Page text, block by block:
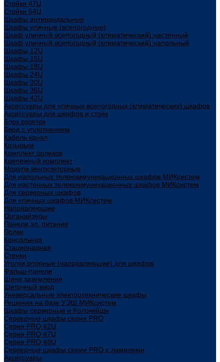
Стойки 47U
Стойки 54U
Шкафы антивандальные
Шкафы уличные (всепогодные)
Шкаф уличный всепогодный (климатический) настенный
Шкаф уличный всепогодный (климатический) напольный
Шкафы 12U
Шкафы 15U
Шкафы 18U
Шкафы 24U
Шкафы 30U
Шкафы 36U
Шкафы 42U
Аксессуары для уличных всепогодных (климатических) шкафов
Аксессуары для шкафов и стоек
Блок розеток
Ввод с уплотнением
Кабель канал
Козырьки
Комплект роликов
Крепежный комплект
Модули вентиляторные
Для напольных телекоммуникационных шкафов МИКсистем
Для настенных телекоммуникационных шкафов МИКсистем
Для серверных шкафов
Для уличных шкафов МИКсистем
Направляющие
Органайзеры
Панели эл. питания
Полки
Консольная
Стационарная
Стенки
Уголки опорные (направляющие) для шкафов
Фальш-панели
Шина заземления
Щеточный ввод
Универсальные электротехнические шкафы
Решения на базе УЭШ МИКсистем
Шкафы серверные и Колокейшн
Серверные шкафы серия PRO
Серия PRO 42U
Серия PRO 47U
Серия PRO 48U
Серверные шкафы серии PRO с ламелями
Аксессуары